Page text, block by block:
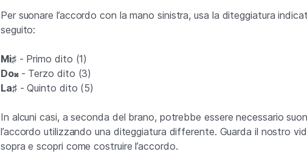
Per suonare l’accordo con la mano sinistra, usa la diteggiatura
seguito:
Mi♯- Primo dito (1)
Do𝄪- Terzo dito (3)
La♯- Quinto dito (5)
In alcuni casi, a seconda del brano, potrebbe essere necessario
l’accordo utilizzando una diteggiatura differente. Guarda il nostro
sopra e scopri come costruire l’accordo.